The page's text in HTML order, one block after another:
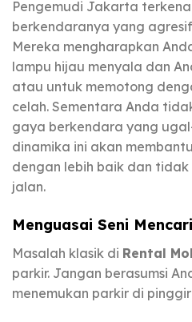
Pengemudi Jakarta
berkendaranya yang
Mereka mengharapkan
lampu hijau menyala dan
atau untuk memotong
celah. Sementara Anda
gaya berkendara yang
dinamika ini akan
dengan lebih baik dan
jalan.
Menguasai Seni
Masalah klasik di Rental
parkir. Jangan berasumsi
menemukan parkir di